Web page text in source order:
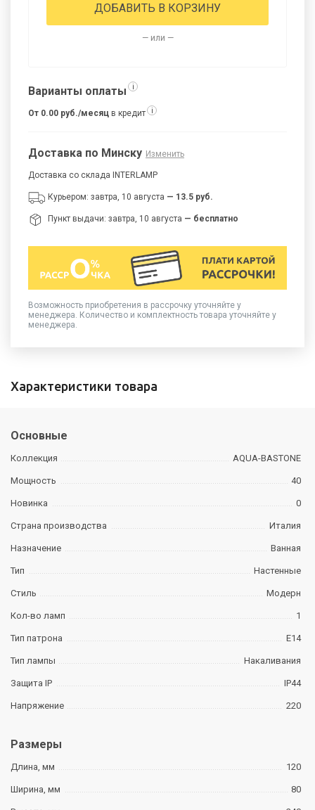
ДОБАВИТЬ В КОРЗИНУ
— или —
Варианты оплаты i
От 0.00 руб./месяц в кредит i
Доставка по Минску Изменить
Доставка со склада INTERLAMP
Курьером: завтра, 10 августа — 13.5 руб.
Пункт выдачи: завтра, 10 августа — бесплатно
Возможность приобретения в рассрочку уточняйте у
менеджера. Количество и комплектность товара уточняйте у
менеджера.
Характеристики товара
Основные
Коллекция AQUA-BASTONE
Мощность 40
Новинка 0
Страна производства Италия
Назначение Ванная
Тип Настенные
Стиль Модерн
Кол-во ламп 1
Тип патрона E14
Тип лампы Накаливания
Защита IP IP44
Напряжение 220
Размеры
Длина, мм 120
Ширина, мм 80